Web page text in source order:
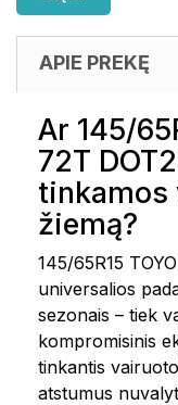
APIE PREKĘ
Ar 145/
72T
tinkamos
žiemą?
145/65R15
universalios
sezonais – tiek
kompromisinis
tinkantis
atstumus